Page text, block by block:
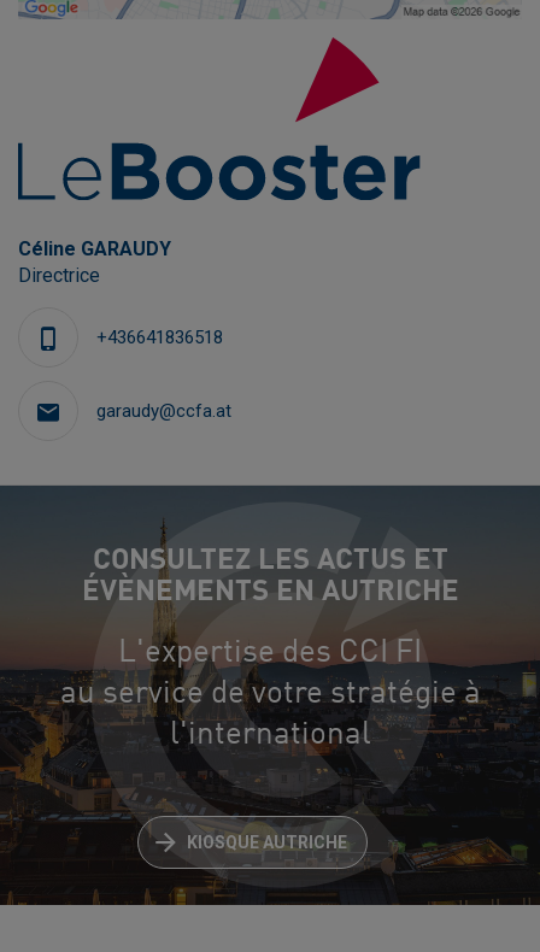
Céline GARAUDY
Directrice
+436641836518
garaudy@ccfa.at
CONSULTEZ LES ACTUS ET
ÉVÈNEMENTS EN AUTRICHE
L'expertise des CCI FI
au service de votre stratégie à
l'international
KIOSQUE AUTRICHE